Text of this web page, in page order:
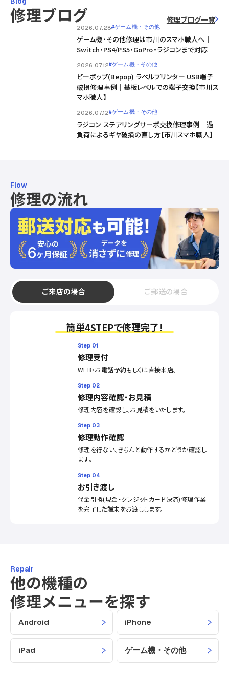
修理ブログ 修理ブログ一覧
2026.07.28#ゲーム機・その他
ゲーム機・その他修理は市川のスマホ職人へ｜
Switch・PS4/PS5・GoPro・ラジコンまで対応
2026.07.12#ゲーム機・その他
ビーポップ(Bepop) ラベルプリンター USB端子
破損修理事例｜基板レベルでの端子交換【市川ス
マホ職人】
2026.07.12#ゲーム機・その他
ラジコン ステアリングサーボ交換修理事例｜過
負荷によるギヤ破損の直し方【市川スマホ職人】
Flow
修理の流れ
ご来店の場合 ご郵送の場合
簡単4STEPで修理完了!
Step 01
修理受付
WEB・お電話予約もしくは直接来店。
Step 02
修理内容確認・お見積
修理内容を確認し、お見積をいたします。
Step 03
修理動作確認
修理を行ない、きちんと動作するかどうか確認し
ます。
Step 04
お引き渡し
代金引換(現金・クレジットカード決済)修理作業
を完了した端末をお渡しします。
Repair
他の機種の
修理メニューを探す
Android iPhone
iPad ゲーム機・その他